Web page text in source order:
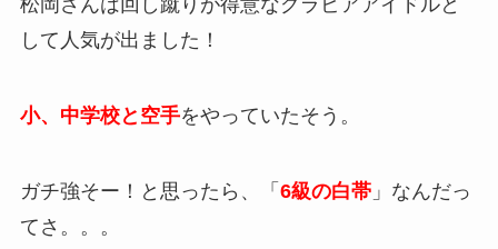
して人気が出ました！
小、中学校と空手をやっていたそう。
ガチ強そー！と思ったら、「 6級の白帯」なんだっ
てさ。。。